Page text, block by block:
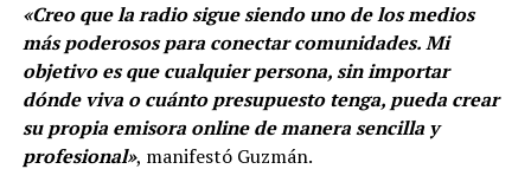
«Creo que la radio sigue siendo uno de los medios
más poderosos para conectar comunidades. Mi
objetivo es que cualquier persona, sin importar
dónde viva o cuánto presupuesto tenga, pueda crear
su propia emisora online de manera sencilla y
profesional», manifestó Guzmán.